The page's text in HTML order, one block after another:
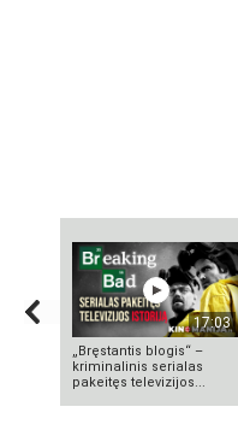
17:03
„Bręstantis blogis“ –
kriminalinis serialas
pakeitęs televizijos...